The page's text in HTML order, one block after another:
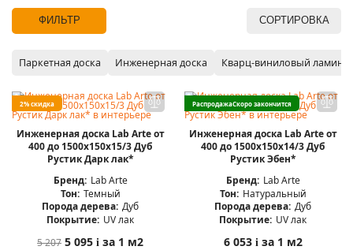
ФИЛЬТР СОРТИРОВКА
Паркетная доска Инженерная доска Кварц-виниловый ламинат
2% скидка
Инженерная доска Lab Arte от
400 до 1500х150х15/3 Дуб
Рустик Дарк лак*
Бренд: Lab Arte
Тон: Темный
Порода дерева: Дуб
Покрытие: UV лак
5 207 5 095 i за 1 м2
РаспродажаСкоро закончится
Инженерная доска Lab Arte от
400 до 1500х150х14/3 Дуб
Рустик Эбен*
Бренд: Lab Arte
Тон: Натуральный
Порода дерева: Дуб
Покрытие: UV лак
6 053 iза 1 м2